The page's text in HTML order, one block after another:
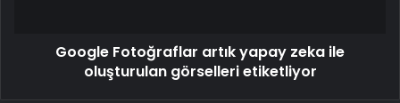
Google Fotoğraflar artık yapay zeka ile
oluşturulan görselleri etiketliyor